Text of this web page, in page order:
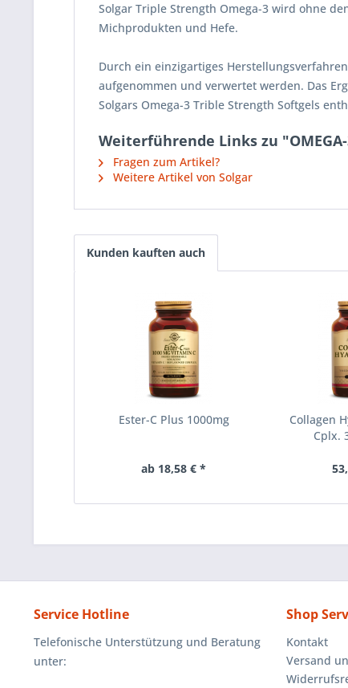
Solgar Triple Strength Omega-3 wird ohne
Michprodukten und Hefe.
Durch ein einzigartiges
aufgenommen und verwertet werden. Das
Solgars Omega-3 Trible Strength Softgels
Weiterführende Links zu
Fragen zum Artikel?
Weitere Artikel von Solgar
Kunden kauften auch
Ester-C Plus 1000mg
ab 18,58 € *
Collagen
Cplx.
Service Hotline
Telefonische Unterstützung und Beratung
unter:
Shop
Kontakt
Versand